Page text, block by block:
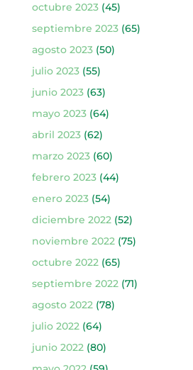
octubre 2023(45)
septiembre 2023(65)
agosto 2023(50)
julio 2023(55)
junio 2023(63)
mayo 2023(64)
abril 2023(62)
marzo 2023(60)
febrero 2023(44)
enero 2023(54)
diciembre 2022(52)
noviembre 2022(75)
octubre 2022(65)
septiembre 2022(71)
agosto 2022(78)
julio 2022(64)
junio 2022(80)